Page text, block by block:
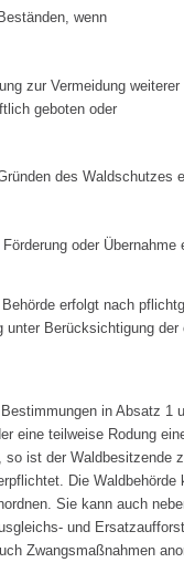
wenn
zur Vermeidung
geboten oder
des Waldschutzes
oder Übernahme
erfolgt nach
unter Berücksichtigung der
in Absatz 1
eine teilweise Rodung
so ist der Waldbesitzende
Die Waldbehörde
Sie kann auch
und
Zwangsmaßnahmen